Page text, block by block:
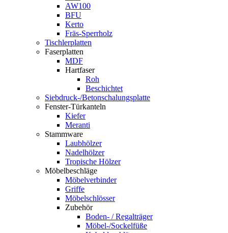
AW100
BFU
Kerto
Fräs-Sperrholz
Tischlerplatten
Faserplatten
MDF
Hartfaser
Roh
Beschichtet
Siebdruck-/Betonschalungsplatte
Fenster-Türkanteln
Kiefer
Meranti
Stammware
Laubhölzer
Nadelhölzer
Tropische Hölzer
Möbelbeschläge
Möbelverbinder
Griffe
Möbelschlösser
Zubehör
Boden- / Regalträger
Möbel-/Sockelfüße